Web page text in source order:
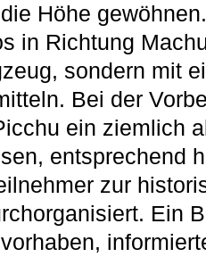
Höhe
in Richtung
sondern mit
Bei der
ein ziemlich
entsprechend
zur
Ein